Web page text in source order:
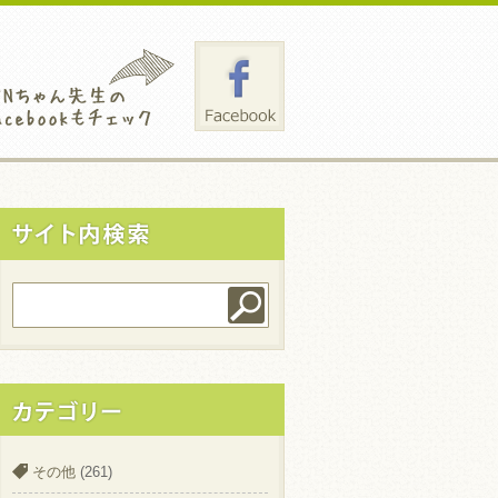
その他 (261)